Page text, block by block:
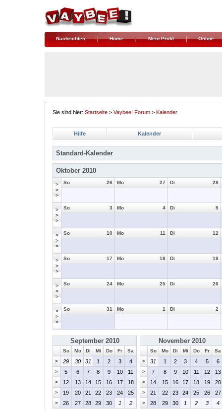
Nachrichten Home Mein Profil Online
Sie sind hier: Startseite > Vaybee! Forum > Kalender
Hilfe Kalender
Standard-Kalender
Oktober 2010
>
>
>
26
So 27
Mo 28
Di
>
>
>
3
So 4
Mo 5
Di
>
>
>
10
So 11
Mo 12
Di
>
>
>
17
So 18
Mo 19
Di
>
>
>
24
So 25
Mo 26
Di
>
>
>
31
So 1
Mo 2
Di
September 2010
So Mo Di Mi Do Fr
Sa
>
29 30 31 1 2 3 4
> 5 6 7 8 9 10 11
> 12 13 14 15 16 17 18
> 19 20 21 22 23 24 25
> 26 27 28 29 30 1 2
November 2010
So Mo Di Mi Do Fr
Sa
>
31 1 2 3 4 5 6
> 7 8 9 10 11 12 13
> 14 15 16 17 18 19 20
> 21 22 23 24 25 26 27
> 28 29 30 1 2 3 4